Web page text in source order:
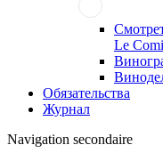
Le
Обязательства
Журнал
Navigation secondaire